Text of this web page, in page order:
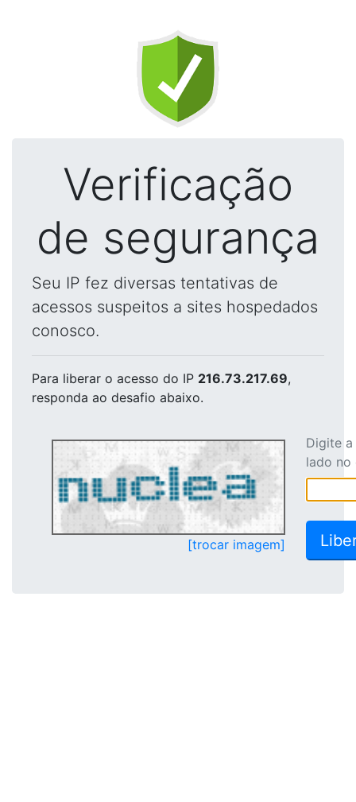
Verificação
de segurança
Seu IP fez diversas tentativas de
acessos suspeitos a sites hospedados
conosco.
Para liberar o acesso do IP 216.73.217.69,
responda ao desafio abaixo.
[trocar imagem]
Digite
lado no